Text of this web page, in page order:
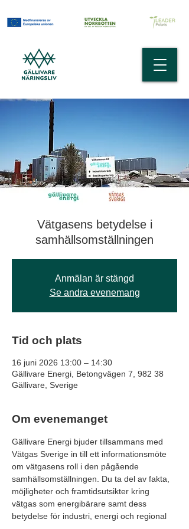
Vätgasens betydelse i
samhällsomställningen
Anmälan är stängd
Se andra evenemang
Tid och plats
16 juni 2026 13:00 – 14:30
Gällivare Energi, Betongvägen 7, 982 38
Gällivare, Sverige
Om evenemanget
Gällivare Energi bjuder tillsammans med
Vätgas Sverige in till ett informationsmöte
om vätgasens roll i den pågående
samhällsomställningen. Du ta del av fakta,
möjligheter och framtidsutsikter kring
vätgas som energibärare samt dess
betydelse för industri, energi och regional